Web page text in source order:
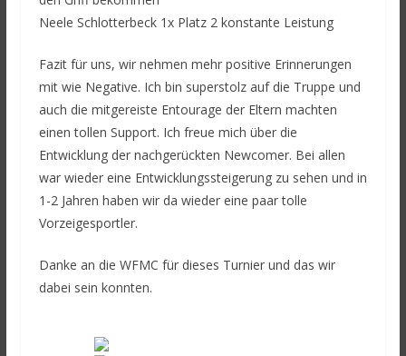
Neele Schlotterbeck 1x Platz 2 konstante Leistung
Fazit für uns, wir nehmen mehr positive Erinnerungen
mit wie Negative. Ich bin superstolz auf die Truppe und
auch die mitgereiste Entourage der Eltern machten
einen tollen Support. Ich freue mich über die
Entwicklung der nachgerückten Newcomer. Bei allen
war wieder eine Entwicklungssteigerung zu sehen und in
1-2 Jahren haben wir da wieder eine paar tolle
Vorzeigesportler.
Danke an die WFMC für dieses Turnier und das wir
dabei sein konnten.